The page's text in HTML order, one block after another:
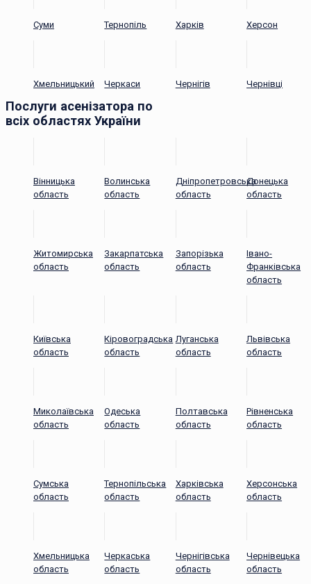
Суми Тернопіль Харків Херсон
Хмельницький Черкаси Чернігів Чернівці
Послуги асенізатора по
всіх областях України
Вінницька
область
Волинська
область
Дніпропетровська
область
Донецька
область
Житомирська
область
Закарпатська
область
Запорізька
область
Івано-
Франківська
область
Київська
область
Кіровоградська
область
Луганська
область
Львівська
область
Миколаївська
область
Одеська
область
Полтавська
область
Рівненська
область
Сумська
область
Тернопільська
область
Харківська
область
Херсонська
область
Хмельницька
область
Черкаська
область
Чернігівська
область
Чернівецька
область